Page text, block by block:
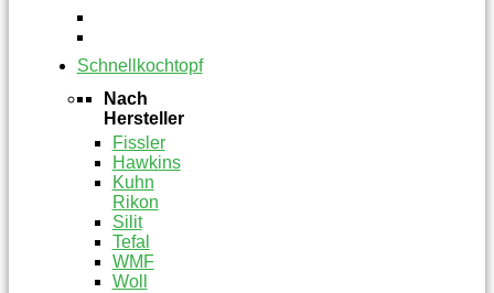
Schnellkochtopf
Nach
Hersteller
Fissler
Hawkins
Kuhn
Rikon
Silit
Tefal
WMF
Woll